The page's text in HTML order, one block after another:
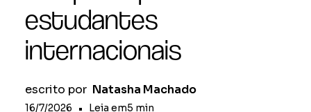
estudantes
internacionais
escrito por Natasha Machado
16/7/2026 • Leia em5 min